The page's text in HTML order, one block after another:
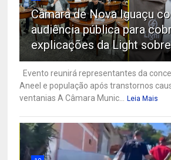
Câmara de Nova Iguaçu
audiência pública para
explicações da Light
Evento reunirá representantes da
Aneel e população após transtornos
ventanias A Câmara Munic... Leia Mais